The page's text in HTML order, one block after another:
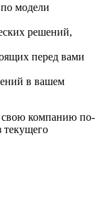
модели
решений,
перед вами
в вашем
свою компанию по-
текущего